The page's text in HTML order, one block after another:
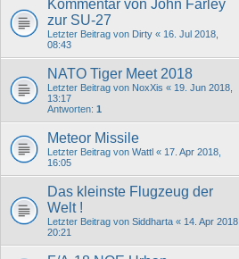
Kommentar von John Farley
zur SU-27
Letzter Beitrag von Dirty « 16. Jul 2018,
08:43
NATO Tiger Meet 2018
Letzter Beitrag von NoxXis « 19. Jun 2018,
13:17
Antworten: 1
Meteor Missile
Letzter Beitrag von Wattl « 17. Apr 2018,
16:05
Das kleinste Flugzeug der
Welt !
Letzter Beitrag von Siddharta « 14. Apr 2018,
20:21